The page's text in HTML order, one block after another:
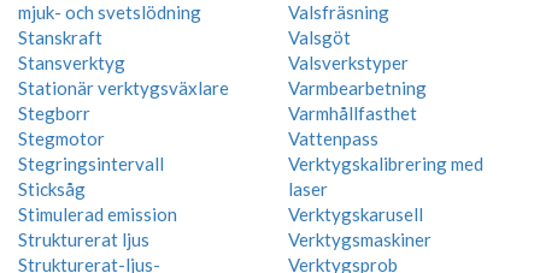
mjuk- och svetslödning
Stanskraft
Stansverktyg
Stationär verktygsväxlare
Stegborr
Stegmotor
Stegringsintervall
Sticksåg
Stimulerad emission
Strukturerat ljus
Strukturerat-ljus-
Valsfräsning
Valsgöt
Valsverkstyper
Varmbearbetning
Varmhållfasthet
Vattenpass
Verktygskalibrering med
laser
Verktygskarusell
Verktygsmaskiner
Verktygsprob